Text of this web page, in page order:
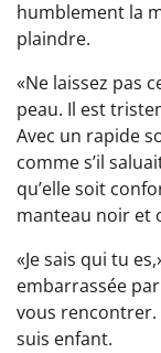
humblement la
plaindre.
«Ne laissez pas
peau. Il est
Avec un rapide
comme s’il
qu’elle soit
manteau noir et
«Je sais qui tu
embarrassée
vous rencontrer.
suis enfant.